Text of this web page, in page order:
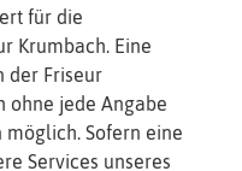
für die
Krumbach. Eine
der Friseur
ohne jede Angabe
Sofern eine
Services unseres